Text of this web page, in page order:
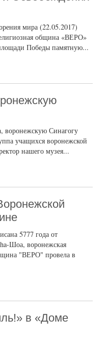
мира (22.05.2017)
община «ВЕРО»
Победы памятную...
воронежскую Синагогу
учащихся воронежской
нашего музея...
5777 года от
Шоа, воронежская
"ВЕРО" провела в
в «Доме